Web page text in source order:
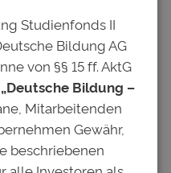
Studienfonds II
Bildung AG
von §§ 15 ff. AktG
„Deutsche Bildung –
Mitarbeitenden
Gewähr,
beschriebenen